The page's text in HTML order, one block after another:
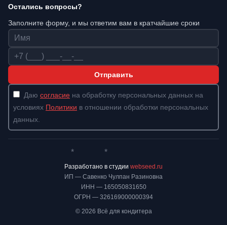
Остались вопросы?
Заполните форму, и мы ответим вам в кратчайшие сроки
Имя
Телефон
Отправить
Даю согласие на обработку персональных данных на
условиях Политики в отношении обработки персональных
данных.
ИП — Савенко Чулпан Разиновна
ИНН — 165050831650
ОГРН — 326169000000394
© 2026 Всё для кондитера
* *
Разработано в студии webseed.ru